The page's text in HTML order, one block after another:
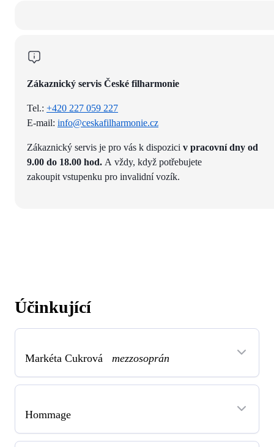
Zákaznický servis České filharmonie
Tel.: +420 227 059 227
E-mail: info@ceskafilharmonie.cz
Zákaznický servis je pro vás k dispozici v pracovní dny od
9.00 do 18.00 hod. A vždy, když potřebujete
zakoupit vstupenku pro invalidní vozík.
Účinkující
Markéta Cukrová mezzosoprán
Hommage